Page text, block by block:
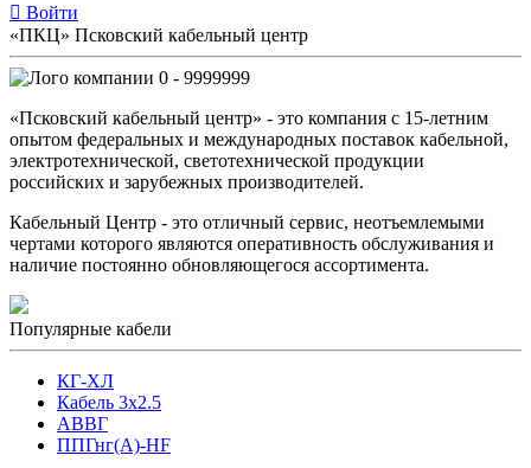
Войти
«ПКЦ» Псковский кабельный центр
0 - 9999999
«Псковский кабельный центр» - это компания с 15-летним
опытом федеральных и международных поставок кабельной,
электротехнической, светотехнической продукции
российских и зарубежных производителей.
Кабельный Центр - это отличный сервис, неотъемлемыми
чертами которого являются оперативность обслуживания и
наличие постоянно обновляющегося ассортимента.
Популярные кабели
КГ-ХЛ
Кабель 3x2.5
АВВГ
ППГнг(А)-HF